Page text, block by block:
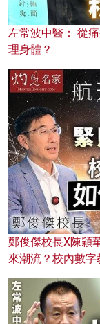
左常波中醫： 從
理身體？
鄭俊傑校長X陳穎
來潮流？校內數字